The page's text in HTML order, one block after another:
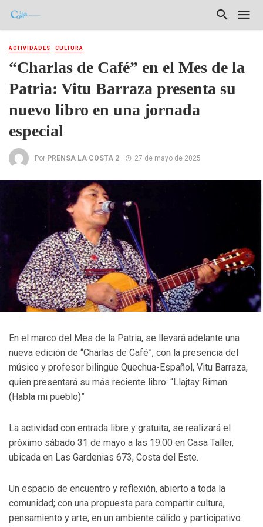
ACTIVIDADES CULTURA
“Charlas de Café” en el Mes de la
Patria: Vitu Barraza presenta su
nuevo libro en una jornada
especial
Por PRENSA LA COSTA 2 27 de mayo de 2025
En el marco del Mes de la Patria, se llevará adelante una
nueva edición de “Charlas de Café”, con la presencia del
músico y profesor bilingüe Quechua-Español, Vitu Barraza,
quien presentará su más reciente libro: “Llajtay Riman
(Habla mi pueblo)”
La actividad con entrada libre y gratuita, se realizará el
próximo sábado 31 de mayo a las 19:00 en Casa Taller,
ubicada en Las Gardenias 673, Costa del Este.
Un espacio de encuentro y reflexión, abierto a toda la
comunidad; con una propuesta para compartir cultura,
pensamiento y arte, en un ambiente cálido y participativo.